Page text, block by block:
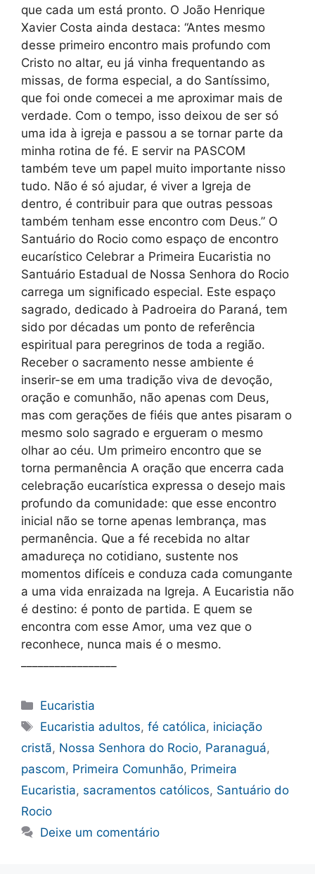
que cada um está pronto. O João Henrique
Xavier Costa ainda destaca: “Antes mesmo
desse primeiro encontro mais profundo com
Cristo no altar, eu já vinha frequentando as
missas, de forma especial, a do Santíssimo,
que foi onde comecei a me aproximar mais de
verdade. Com o tempo, isso deixou de ser só
uma ida à igreja e passou a se tornar parte da
minha rotina de fé. E servir na PASCOM
também teve um papel muito importante nisso
tudo. Não é só ajudar, é viver a Igreja de
dentro, é contribuir para que outras pessoas
também tenham esse encontro com Deus.” O
Santuário do Rocio como espaço de encontro
eucarístico Celebrar a Primeira Eucaristia no
Santuário Estadual de Nossa Senhora do Rocio
carrega um significado especial. Este espaço
sagrado, dedicado à Padroeira do Paraná, tem
sido por décadas um ponto de referência
espiritual para peregrinos de toda a região.
Receber o sacramento nesse ambiente é
inserir-se em uma tradição viva de devoção,
oração e comunhão, não apenas com Deus,
mas com gerações de fiéis que antes pisaram o
mesmo solo sagrado e ergueram o mesmo
olhar ao céu. Um primeiro encontro que se
torna permanência A oração que encerra cada
celebração eucarística expressa o desejo mais
profundo da comunidade: que esse encontro
inicial não se torne apenas lembrança, mas
permanência. Que a fé recebida no altar
amadureça no cotidiano, sustente nos
momentos difíceis e conduza cada comungante
a uma vida enraizada na Igreja. A Eucaristia não
é destino: é ponto de partida. E quem se
encontra com esse Amor, uma vez que o
reconhece, nunca mais é o mesmo.
Categorias
Eucaristia
Tags
Eucaristia adultos,fé católica, iniciação
cristã, Nossa Senhora do Rocio, Paranaguá,
pascom, Primeira Comunhão, Primeira
Eucaristia, sacramentos católicos, Santuário do
Rocio
Deixe um comentário